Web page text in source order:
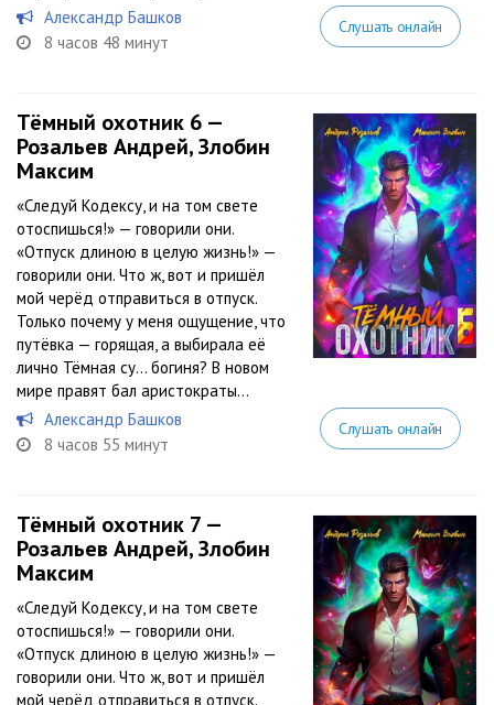
Александр Башков
8 часов 48 минут
Слушать онлайн
Тёмный охотник 6 —
Розальев Андрей, Злобин
Максим
«Следуй Кодексу, и на том свете
отоспишься!» — говорили они.
«Отпуск длиною в целую жизнь!» —
говорили они. Что ж, вот и пришёл
мой черёд отправиться в отпуск.
Только почему у меня ощущение, что
путёвка — горящая, а выбирала её
лично Тёмная су… богиня? В новом
мире правят бал аристократы...
Александр Башков
8 часов 55 минут
Слушать онлайн
Тёмный охотник 7 —
Розальев Андрей, Злобин
Максим
«Следуй Кодексу, и на том свете
отоспишься!» — говорили они.
«Отпуск длиною в целую жизнь!» —
говорили они. Что ж, вот и пришёл
мой черёд отправиться в отпуск.